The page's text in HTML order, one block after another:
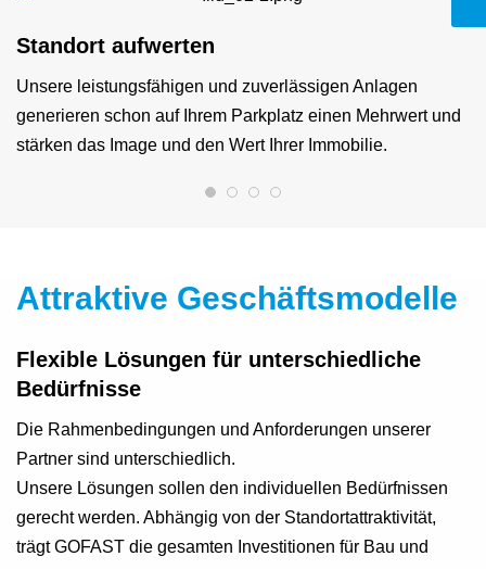
Standort aufwerten
Unsere leistungsfähigen und zuverlässigen Anlagen
generieren schon auf Ihrem Parkplatz einen Mehrwert und
stärken das Image und den Wert Ihrer Immobilie.
Attraktive Geschäftsmodelle
Flexible Lösungen für unterschiedliche
Bedürfnisse
Die Rahmenbedingungen und Anforderungen unserer
Partner sind unterschiedlich.
Unsere Lösungen sollen den individuellen Bedürfnissen
gerecht werden. Abhängig von der Standortattraktivität,
trägt GOFAST die gesamten Investitionen für Bau und